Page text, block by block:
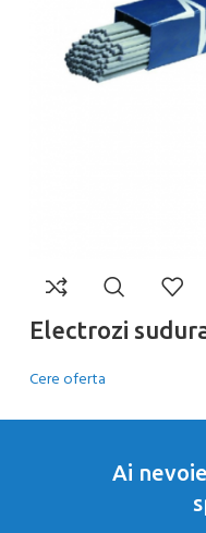
Electrozi
Cere oferta
Ai